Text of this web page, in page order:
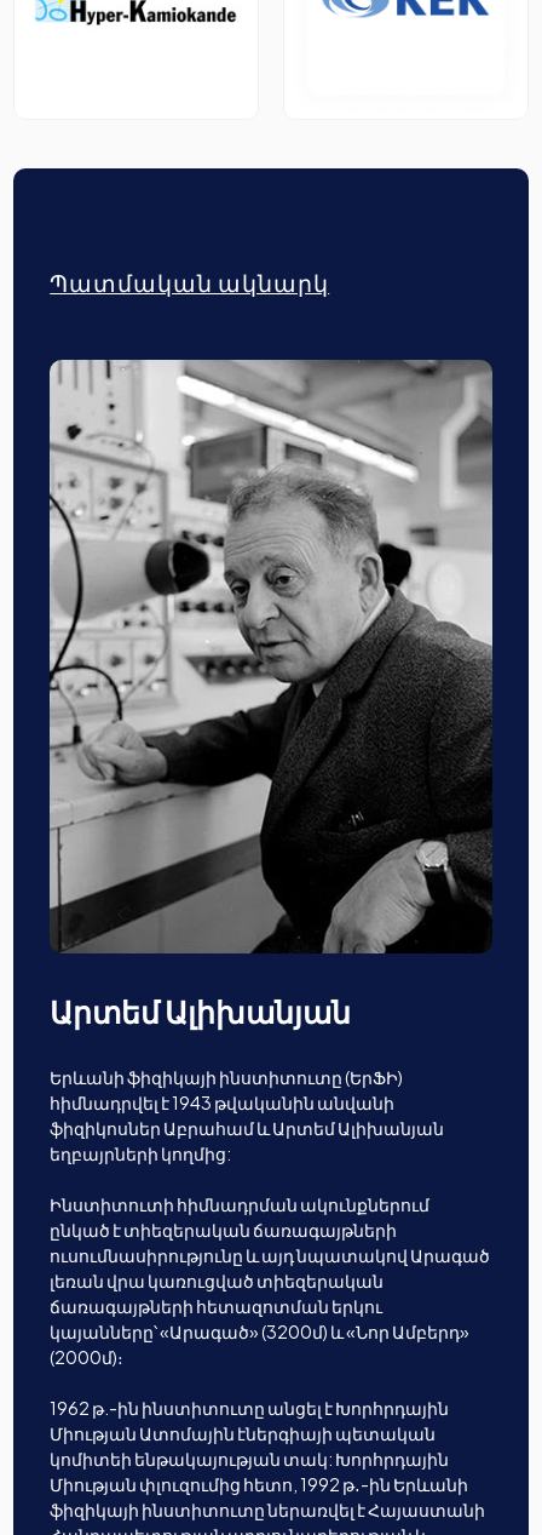
Պատմական ակնարկ
Արտեմ Ալիխանյան
Երևանի ֆիզիկայի ինստիտուտը (ԵրՖԻ)
հիմնադրվել է 1943 թվականին անվանի
ֆիզիկոսներ Աբրահամ և Արտեմ Ալիխանյան
եղբայրների կողմից:
Ինստիտուտի հիմնադրման ակունքներում
ընկած է տիեզերական ճառագայթների
ուսումնասիրությունը և այդ նպատակով Արագած
լեռան վրա կառուցված տիեզերական
ճառագայթների հետազոտման երկու
կայանները՝ «Արագած» (3200մ) և «Նոր Ամբերդ»
(2000մ)։
1962 թ.-ին ինստիտուտը անցել է Խորհրդային
Միության Ատոմային էներգիայի պետական
կոմիտեի ենթակայության տակ: Խորհրդային
Միության փլուզումից հետո, 1992 թ․-ին Երևանի
ֆիզիկայի ինստիտուտը ներառվել է Հայաստանի